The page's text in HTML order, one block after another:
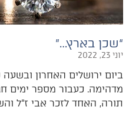
“שכן בארץ…”
יוני 23, 2022
ביום ירושלים האחרון
מדהימה. כעבור מספר ימים
תורה, האחד לזכר אבי ז”ל